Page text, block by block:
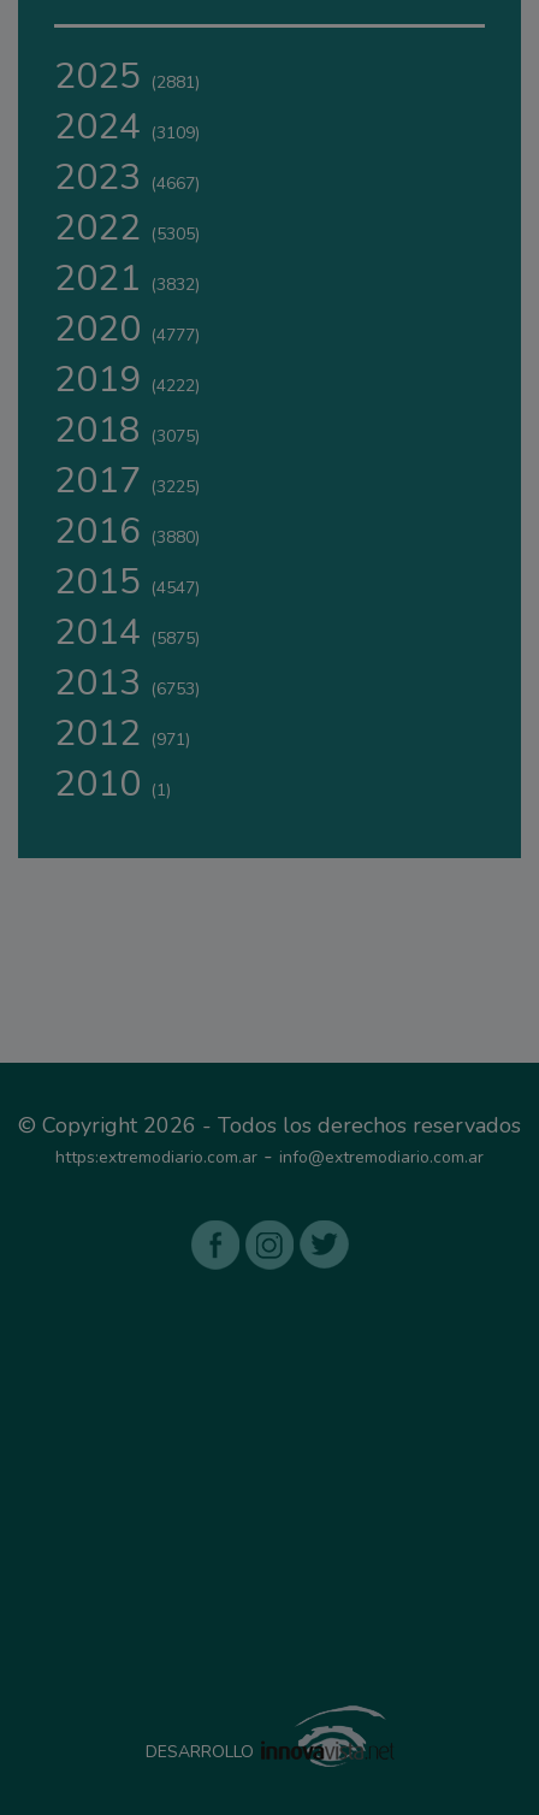
2025 (2881)
2024 (3109)
2023 (4667)
2022 (5305)
2021 (3832)
2020 (4777)
2019 (4222)
2018 (3075)
2017 (3225)
2016 (3880)
2015 (4547)
2014 (5875)
2013 (6753)
2012 (971)
2010 (1)
© Copyright 2026 - Todos los derechos reservados
https:extremodiario.com.ar - info@extremodiario.com.ar
DESARROLLO